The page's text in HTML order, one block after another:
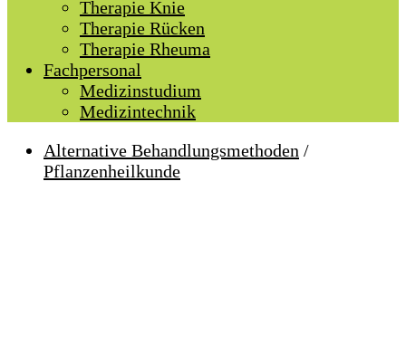
Therapie Knie
Therapie Rücken
Therapie Rheuma
Fachpersonal
Medizinstudium
Medizintechnik
Alternative Behandlungsmethoden /
Pflanzenheilkunde